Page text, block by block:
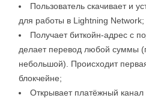
Пользователь скачивает и
для работы в Lightning Network;
Получает биткойн-адрес с
делает перевод любой суммы
небольшой). Происходит
блокчейне;
Открывает платёжный канал